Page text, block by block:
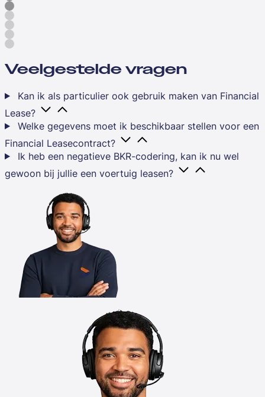
Veelgestelde vragen
Kan ik als particulier ook gebruik maken van Financial
Lease?
Welke gegevens moet ik beschikbaar stellen voor een
Financial Leasecontract?
Ik heb een negatieve BKR-codering, kan ik nu wel
gewoon bij jullie een voertuig leasen?